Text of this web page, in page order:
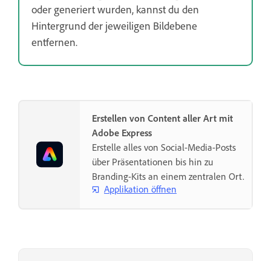
oder generiert wurden, kannst du den
Hintergrundder jeweiligen Bildebene
entfernen.
Erstellen von Content aller Art mit
Adobe Express
Erstelle alles von Social-Media-Posts
über Präsentationen bis hin zu
Branding-Kits an einem zentralen Ort.
Applikation öffnen